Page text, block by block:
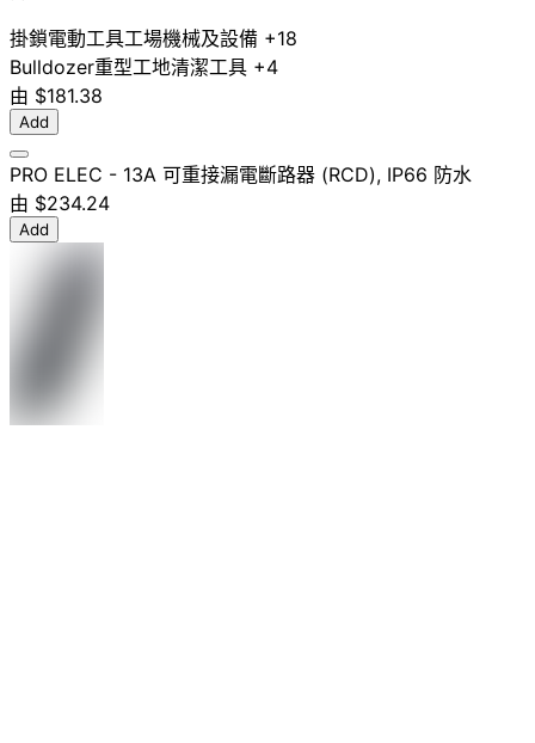
掛鎖電動工具工場機械及設備 +18
Bulldozer重型工地清潔工具 +4
由 $181.38
Add
PRO ELEC - 13A 可重接漏電斷路器 (RCD), IP66 防水
由 $234.24
Add